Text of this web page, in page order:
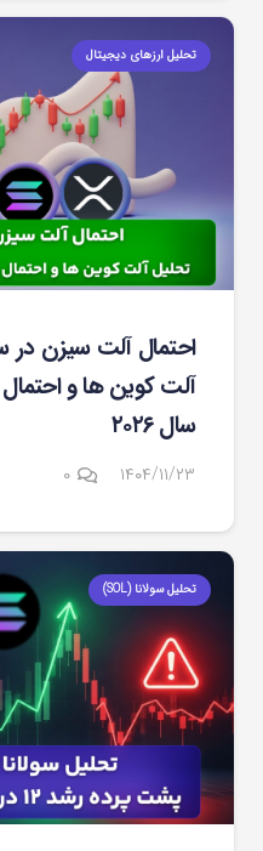
تحلیل ارزهای دیجیتال
احتمال آلت سیزن در
سال ۲۰۲۶
۱۴۰۴/۱۱/۲۳ ۰
تحلیل سولانا (SOL)